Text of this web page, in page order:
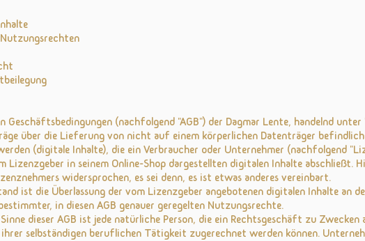
Geschäftsbedingungen (nachfolgend "AGB") der Dagmar Lente, handelnd
über die Lieferung von nicht auf einem körperlichen Datenträger
(digitale Inhalte), die ein Verbraucher oder Unternehmer (nachfolgend
Lizenzgeber in seinem Online-Shop dargestellten digitalen Inhalte abschließt.
widersprochen, es sei denn, es ist etwas anderes vereinbart.
ist die Überlassung der vom Lizenzgeber angebotenen digitalen Inhalte an
in diesen AGB genauer geregelten Nutzungsrechte.
dieser AGB ist jede natürliche Person, die ein Rechtsgeschäft zu
selbständigen beruflichen Tätigkeit zugerechnet werden können.